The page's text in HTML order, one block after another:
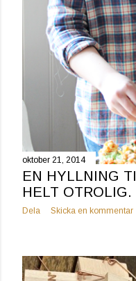
oktober 21, 2014
EN HYLLNING
HELT OTROLIG.
Dela Skicka en kommentar